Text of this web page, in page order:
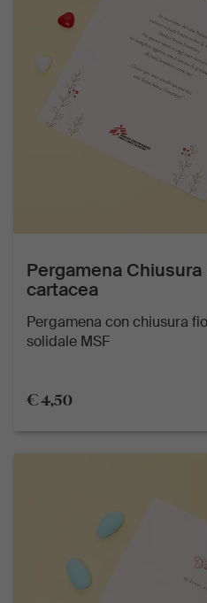
Pergamena
cartacea
Pergamena con chiusura
solidale MSF
€ 4,50